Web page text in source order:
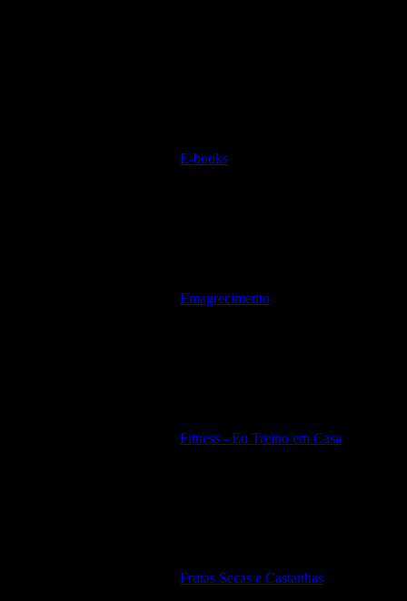
E-books
Emagrecimento
Fitness - Eu Treino em Casa
Frutas Secas e Castanhas